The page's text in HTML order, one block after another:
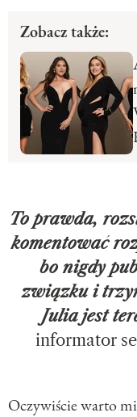
Zobacz także:
To prawda,
komentować
bo nigdy
związku i
Julia jest
informator
Oczywiście warto